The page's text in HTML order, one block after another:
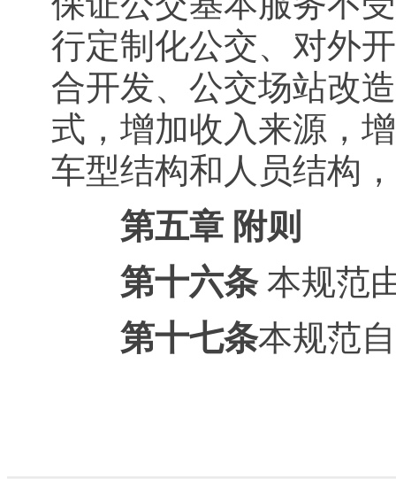
行定制化公交、对外
合开发、公交场站改
式，增加收入来源，
车型结构和人员结构
第五章 附则
第十六条 本规范
第十七条本规范